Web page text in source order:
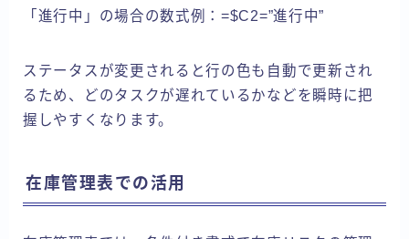
「進行中」の場合の数式例：=$C2=”進行中”
ステータスが変更されると行の色も自動で更新され
るため、どのタスクが遅れているかなどを瞬時に把
握しやすくなります。
在庫管理表での活用